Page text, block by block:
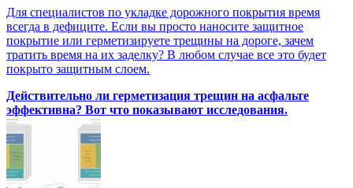
Для специалистов по укладке дорожного покрытия время
всегда в дефиците. Если вы просто наносите защитное
покрытие или герметизируете трещины на дороге, зачем
тратить время на их заделку? В любом случае все это будет
покрыто защитным слоем.
Действительно ли герметизация трещин на асфальте
эффективна? Вот что показывают исследования.